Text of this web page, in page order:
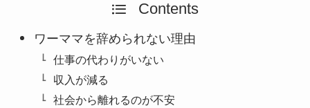
Contents
ワーママを辞められない理由
仕事の代わりがいない
収入が減る
社会から離れるのが不安